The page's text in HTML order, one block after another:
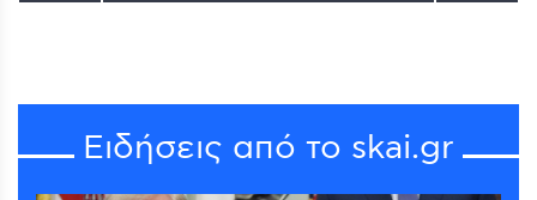
Ειδήσεις από το skai.gr